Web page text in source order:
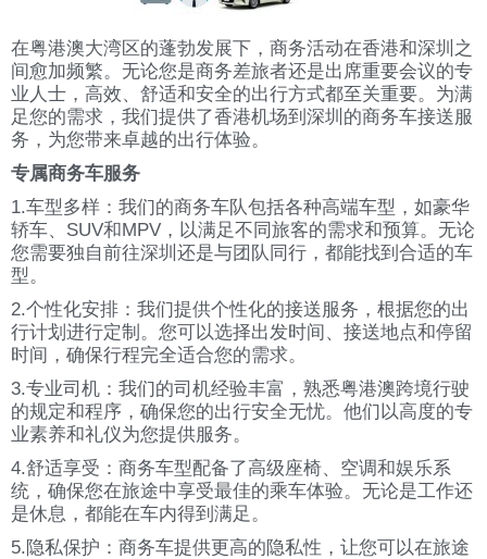
在粤港澳大湾区的蓬勃发展下，商务活动在香港和深圳之
间愈加频繁。无论您是商务差旅者还是出席重要会议的专
业人士，高效、舒适和安全的出行方式都至关重要。为满
足您的需求，我们提供了香港机场到深圳的商务车接送服
务，为您带来卓越的出行体验。
专属商务车服务
1.车型多样：我们的商务车队包括各种高端车型，如豪华
轿车、SUV和MPV，以满足不同旅客的需求和预算。无论
您需要独自前往深圳还是与团队同行，都能找到合适的车
型。
2.个性化安排：我们提供个性化的接送服务，根据您的出
行计划进行定制。您可以选择出发时间、接送地点和停留
时间，确保行程完全适合您的需求。
3.专业司机：我们的司机经验丰富，熟悉粤港澳跨境行驶
的规定和程序，确保您的出行安全无忧。他们以高度的专
业素养和礼仪为您提供服务。
4.舒适享受：商务车型配备了高级座椅、空调和娱乐系
统，确保您在旅途中享受最佳的乘车体验。无论是工作还
是休息，都能在车内得到满足。
5.隐私保护：商务车提供更高的隐私性，让您可以在旅途